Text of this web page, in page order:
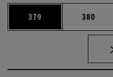
Página
379 Página
380